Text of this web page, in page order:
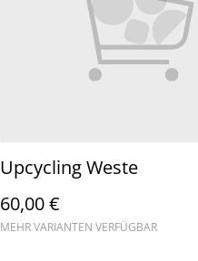
Upcycling Weste
60,00 €
MEHR VARIANTEN VERFÜGBAR